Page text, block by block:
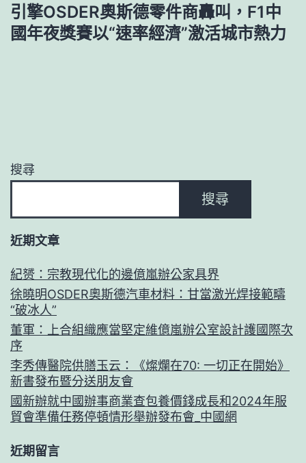
引擎OSDER奧斯德零件商轟叫，F1中
國年夜獎賽以“速率經濟”激活城市熱力
搜尋
搜尋
近期文章
紀赟：宗教現代化的邊億嵐辦公家具界
徐曉明OSDER奧斯德汽車材料：甘當激光焊接範疇
“破冰人”
董軍：上合組織應當堅定維億嵐辦公室設計護國際次
序
李秀傳醫院供膳玉云：《燦爛在70: 一切正在開始》
新書發布暨分送朋友會
國新辦就中國辦事商業查包養價錢成長和2024年服
貿會準備任務停頓情形舉辦發布會_中國網
近期留言